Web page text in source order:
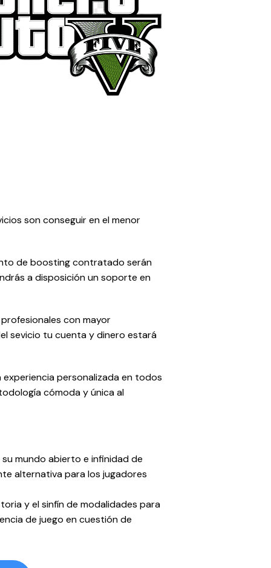
son conseguir en el menor
de boosting contratado serán
a disposición un soporte en
con mayor
sevicio tu cuenta y dinero estará
personalizada en todos
cómoda y única al
mundo abierto e infinidad de
alternativa para los jugadores
y el sinfín de modalidades para
de juego en cuestión de